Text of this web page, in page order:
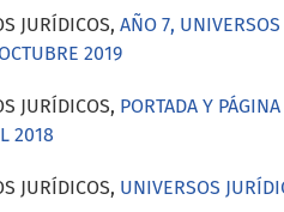
JURÍDICOS, AÑO 7,
2019
JURÍDICOS, PORTADA Y
2018
JURÍDICOS, UNIVERSOS